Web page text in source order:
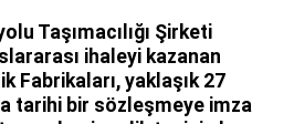
Taşımacılığı Şirketi
ihaleyi kazanan
Fabrikaları, yaklaşık 27
tarihi bir sözleşmeye imza